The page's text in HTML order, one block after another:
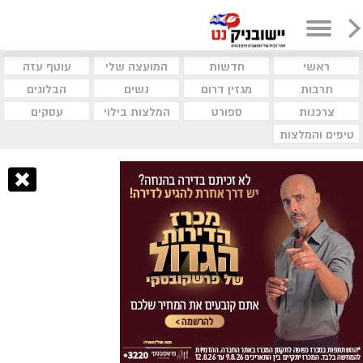
ראשי חדשות המועצה שלי
עוטף עזה
תרבות
מגזין דרום נשים
הבלוגים
צרכנות
ספורט המלצות בילוי
עסקים
טיפים והמלצות